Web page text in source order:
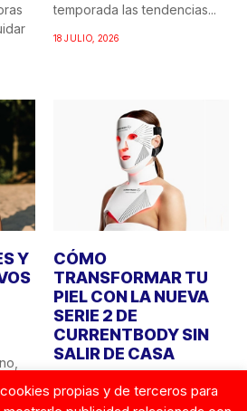
temporada las tendencias...
18 JULIO, 2026
Y
CÓMO
TRANSFORMAR TU
PIEL CON LA NUEVA
SERIE 2 DE
CURRENTBODY SIN
SALIR DE CASA
vez con tener acceso a los
propias y de terceros para